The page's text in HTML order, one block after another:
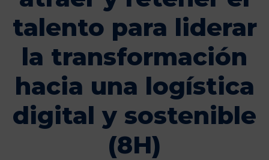
talento para liderar
la transformación
hacia una logística
digital y sostenible
(8H)